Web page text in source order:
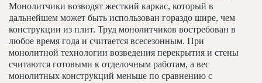
Монолитчики возводят жесткий каркас, который в
дальнейшем может быть использован гораздо шире, чем
конструкции из плит. Труд монолитчиков востребован в
любое время года и считается всесезонным. При
монолитной технологии возведения перекрытия и стены
считаются готовыми к отделочным работам, а вес
монолитных конструкций меньше по сравнению с